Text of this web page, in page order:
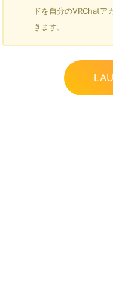
ドを自分のVRChatア
きます。